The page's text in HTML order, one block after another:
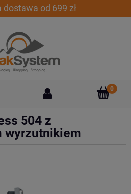
dostawa od 699 zł
504 z
wyrzutnikiem